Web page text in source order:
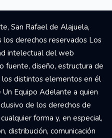
San Rafael de Alajuela,
los derechos reservados Los
intelectual del web
fuente, diseño, estructura de
distintos elementos en él
Equipo Adelante a quien
de los derechos de
forma y, en especial,
distribución, comunicación